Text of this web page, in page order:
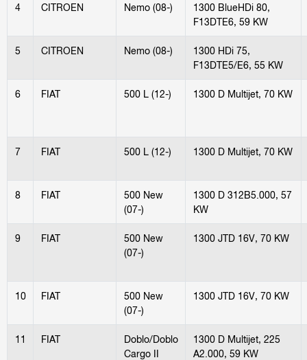
4 CITROEN Nemo (08-)
1300 BlueHDi 80,
F13DTE6, 59 KW
5 CITROEN Nemo (08-)
1300 HDi 75,
F13DTE5/E6, 55 KW
6 FIAT 500 L (12-) 1300 D Multijet, 70 KW
7 FIAT 500 L (12-) 1300 D Multijet, 70 KW
8 FIAT
500 New
(07-)
1300 D 312B5.000, 57
KW
9 FIAT
500 New
(07-)
1300 JTD 16V, 70 KW
10 FIAT
500 New
(07-)
1300 JTD 16V, 70 KW
11 FIAT
Doblo/Doblo
Cargo II
1300 D Multijet, 225
A2.000, 59 KW